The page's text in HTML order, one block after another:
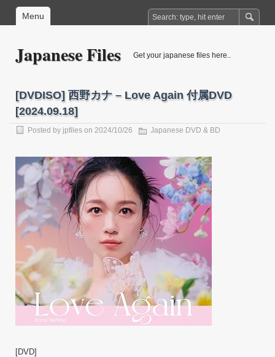
Menu
Japanese Files Get your japanese files here..
[DVDISO] 西野カナ – Love Again 付属DVD
[2024.09.18]
Posted by jpfiles on 2024/10/26 Japanese DVD & BD
[DVD]